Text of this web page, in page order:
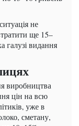
не
ще 15–
галузі видання
виробництва
цін на всю
уже в
сметану,